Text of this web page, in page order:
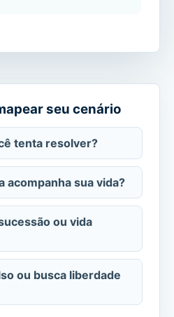
seu cenário
tenta resolver?
acompanha sua vida?
ou vida
ou busca liberdade